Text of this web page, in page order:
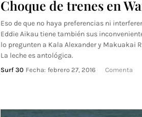
Choque de trenes en
Eso de que no haya preferencias ni
Eddie Aikau tiene también sus
lo pregunten a Kala Alexander y Makuakai
La leche es antológica.
Surf 30 Fecha: febrero 27, 2016 Comenta